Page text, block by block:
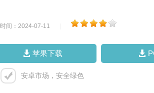
时间：2024-07-11
苹果下载
安卓市场，安全绿色